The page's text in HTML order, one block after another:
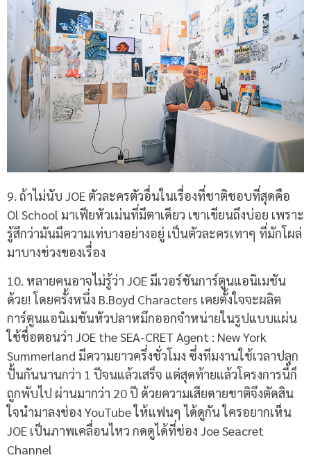
9. ถ้าไม่นับ JOE ตัวละครตัวอื่นในเรื่องที่ชาติชอบที่สุดคือ
Ol School มาเฟียหัวเม่นที่มีตาเดียว เขาเขียนถึงบ่อย เพราะ
รู้สึกว่ามันมีความเท่บางอย่างอยู่ เป็นตัวละครเทาๆ ที่มักโผล่
มาบางช่วงของเรื่อง
10. หลายคนอาจไม่รู้ว่า JOE มีเวอร์ชันการ์ตูนแอนิเมชัน
ด้วย! โดยครั้งหนึ่ง B.Boyd Characters เคยตั้งใจจะผลิต
การ์ตูนแอนิเมชันหัวปลาหมึกออกจำหน่ายในรูปแบบแผ่น
ใช้ชื่อตอนว่า JOE the SEA-CRET Agent : New York
Summerland มีความยาวครึ่งชั่วโมง ซึ่งทีมงานใช้เวลาปลุก
ปั้นกันนานกว่า 1 ปีจนแล้วเสร็จ แต่สุดท้ายแล้วโครงการนี้ก็
ถูกพับไป ผ่านมากว่า 20ปี ด้วยความเสียดายชาติจึงตัดสิน
ใจนำมาลงช่อง YouTubeให้แฟนๆ ได้ดูกัน ใครอยากเห็น
JOE เป็นภาพเคลื่อนไหว กดดูได้ที่ช่อง Joe Seacret
Channel